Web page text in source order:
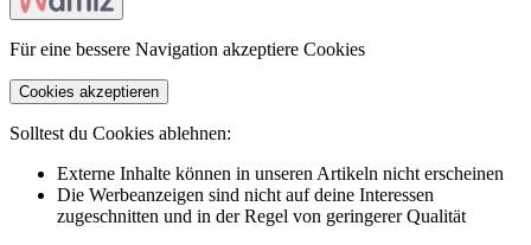
Für eine bessere Navigation akzeptiere Cookies
Cookies akzeptieren
Solltest du Cookies ablehnen:
Externe Inhalte können in unseren Artikeln nicht erscheinen
Die Werbeanzeigen sind nicht auf deine Interessen
zugeschnitten und in der Regel von geringerer Qualität